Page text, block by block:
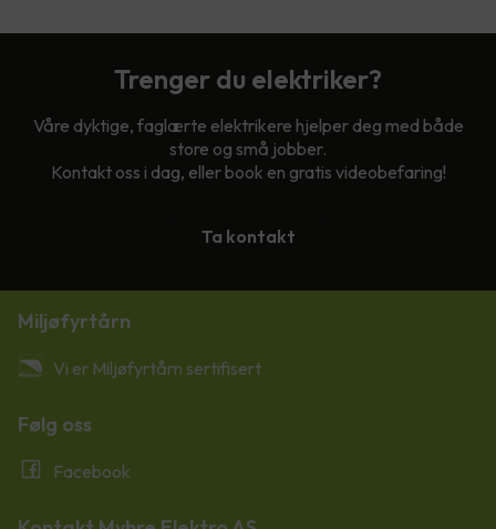
Trenger du elektriker?
Våre dyktige, faglærte elektrikere hjelper deg med både
store og små jobber.
Kontakt oss i dag, eller book en gratis videobefaring!
Ta kontakt
Miljøfyrtårn
Vi er Miljøfyrtårn sertifisert
Følg oss
Facebook